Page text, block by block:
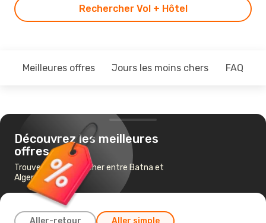
Rechercher Vol + Hôtel
Meilleures offres Jours les moins chers FAQ
Découvrez les meilleures
offres
Trouvez un vol pas cher entre Batna et
Alger
Aller-retour Aller simple